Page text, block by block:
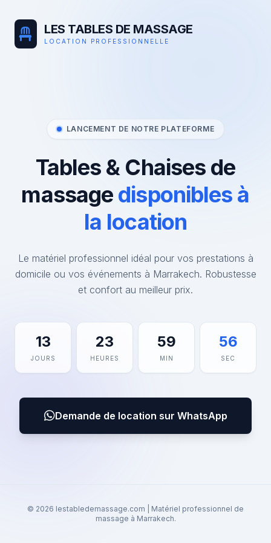
LES TABLES DE MASSAGE
LOCATION PROFESSIONNELLE
LANCEMENT DE NOTRE PLATEFORME
Tables & Chaises de
massage disponibles à
la location
Le matériel professionnel idéal pour vos prestations à
domicile ou vos événements à Marrakech. Robustesse
et confort au meilleur prix.
13
JOURS
23
HEURES
59
MIN
56
SEC
Demande de location sur WhatsApp
© 2026 lestabledemassage.com | Matériel professionnel de
massage à Marrakech.